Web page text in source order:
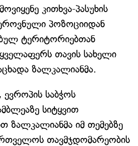
კითხვა-პასუხის
პოზოციიდან
ტერიტორიებთან
თავის სახელი
ზალკალიანმა.
ევროპის საბჭოს
სიტყვით
ზალკალიანმა იმ თემებზე
თავმჯდომარეობის